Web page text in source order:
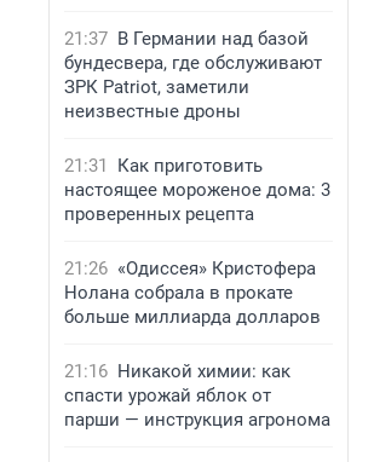
21:37 В Германии над базой
бундесвера, где обслуживают
ЗРК Patriot, заметили
неизвестные дроны
21:31
Как приготовить
настоящее мороженое дома: 3
проверенных рецепта
21:26 «Одиссея» Кристофера
Нолана собрала в прокате
больше миллиарда долларов
21:16 Никакой химии: как
спасти урожай яблок от
парши — инструкция агронома